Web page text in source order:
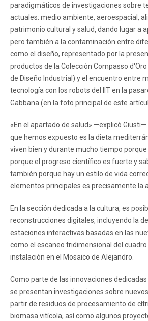
paradigmáticos de investigaciones sobre
actuales: medio ambiente, aeroespacial,
patrimonio cultural y salud, dando lugar a
pero también a la contaminación entre
como el diseño, representado por la
productos de la Colección Compasso
de Diseño Industrial) y el encuentro entre
tecnología con los robots del IIT en la
Gabbana (en la foto principal de este
«En el apartado de salud» —explicó Giusti—
que hemos expuesto es la dieta
viven bien y durante mucho tiempo
porque el progreso científico es fuerte y
también porque hay un estilo de vida
elementos principales es precisamente la
En la sección dedicada a la cultura, es
reconstrucciones digitales, incluyendo la
estaciones interactivas basadas en las
como el escaneo tridimensional del cuadro
instalación en el Mosaico de Alejandro.
Como parte de las innovaciones
se presentan investigaciones sobre
partir de residuos de procesamiento de
biomasa vitícola, así como algunos